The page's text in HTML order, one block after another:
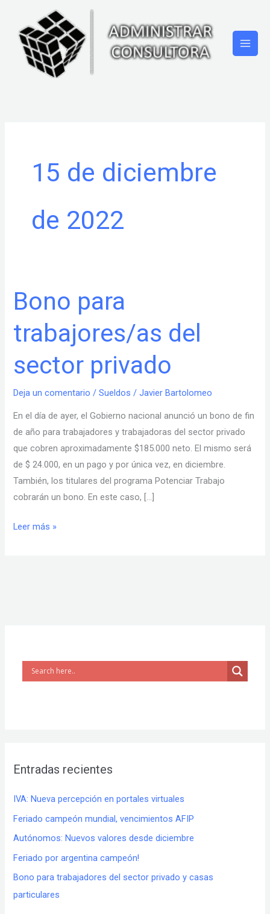
contenido
15 de diciembre
de 2022
Bono para
trabajores/as del
sector privado
Deja un comentario /Sueldos /Javier Bartolomeo
En el día de ayer, el Gobierno nacional anunció un bono de fin
de año para trabajadores y trabajadoras del sector privado
que cobren aproximadamente $185.000 neto. El mismo será
de $ 24.000, en un pago y por única vez, en diciembre.
También, los titulares del programa Potenciar Trabajo
cobrarán un bono. En este caso, […]
Bono
para
trabajores/as
del
sector
privado
Leer más »
Entradas recientes
IVA: Nueva percepción en portales virtuales
Feriado campeón mundial, vencimientos AFIP
Autónomos: Nuevos valores desde diciembre
Feriado por argentina campeón!
Bono para trabajadores del sector privado y casas
particulares